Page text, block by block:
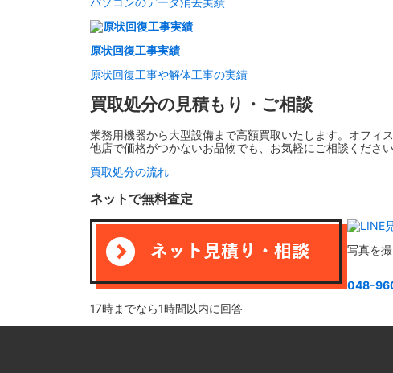
原状回復工事実績
原状回復工事や解体工事の実績
買取処分の見積もり・ご相談
業務用機器から大型設備まで高額買取いたします。オフィ
他店で価格がつかないお品物でも、お気軽にご相談ください
買取処分の流れ
ネットで無料査定
17時までなら1時間以内に回答
写真を
048-